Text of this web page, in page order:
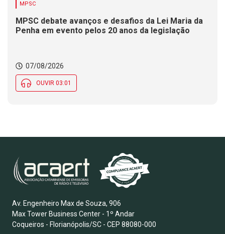
MPSC
MPSC debate avanços e desafios da Lei Maria da
Penha em evento pelos 20 anos da legislação
07/08/2026
OUVIR 03:01
Av. Engenheiro Max de Souza, 906
Max Tower Business Center - 1º Andar
Coqueiros - Florianópolis/SC - CEP 88080-000